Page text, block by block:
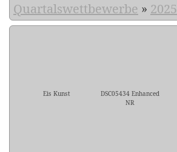
Quartalswettbewerbe » 2025
Eis Kunst
DSC05434 Enhanced
NR